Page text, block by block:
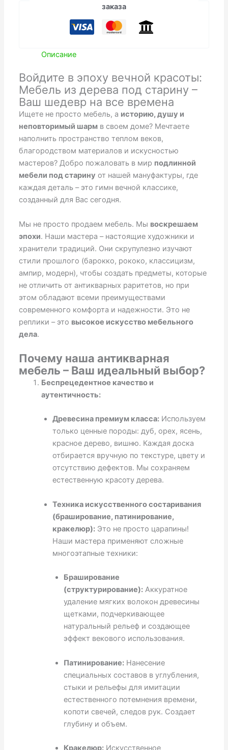
заказа
Описание
Войдите в эпоху вечной красоты:
Мебель из дерева под старину –
Ваш шедевр на все времена
Ищете не просто мебель, а историю, душу и
неповторимый шарм в своем доме? Мечтаете
наполнить пространство теплом веков,
благородством материалов и искусностью
мастеров? Добро пожаловать в мир подлинной
мебели под старину от нашей мануфактуры, где
каждая деталь – это гимн вечной классике,
созданный для Вас сегодня.
Мы не просто продаем мебель. Мы воскрешаем
эпохи. Наши мастера – настоящие художники и
хранители традиций. Они скрупулезно изучают
стили прошлого (барокко, рококо, классицизм,
ампир, модерн), чтобы создать предметы, которые
не отличить от антикварных раритетов, но при
этом обладают всеми преимуществами
современного комфорта и надежности. Это не
реплики – это высокое искусство мебельного
дела.
Почему наша антикварная
мебель – Ваш идеальный выбор?
Беспрецедентное качество и
аутентичность:
Древесина премиум класса:Используем
только ценные породы: дуб, орех, ясень,
красное дерево, вишню. Каждая доска
отбирается вручную по текстуре, цвету и
отсутствию дефектов. Мы сохраняем
естественную красоту дерева.
Техника искусственного состаривания
(браширование, патинирование,
кракелюр):Это не просто царапины!
Наши мастера применяют сложные
многоэтапные техники:
Браширование
(структурирование):Аккуратное
удаление мягких волокон древесины
щетками, подчеркивающее
натуральный рельеф и создающее
эффект векового использования.
Патинирование:Нанесение
специальных составов в углубления,
стыки и рельефы для имитации
естественного потемнения времени,
копоти свечей, следов рук. Создает
глубину и объем.
Кракелюр:Искусственное